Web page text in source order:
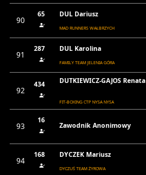
90
65 DUL Dariusz
MAD RUNNERS WAŁBRZYCH
91
287 DUL Karolina
FAMILY TEAM JELENIA GÓRA
92
434 DUTKIEWICZ-GAJOS Renata
FIT-BOXING CTP NYSA NYSA
93
16
Zawodnik Anonimowy
94
168 DYCZEK Mariusz
DYCZUŚ TEAM ŻYROWA